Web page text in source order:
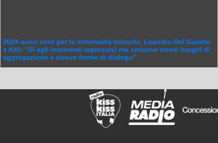
2024 anno nero per la criminalità minorile, Leandro Del Gaudio
a KKI: “Sì agli interventi repressivi ma servono nuovi luoghi di
aggregazione e nuove forme di dialogo”